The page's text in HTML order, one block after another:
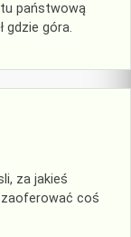
państwową
gdzie góra.
za jakieś
zaoferować coś